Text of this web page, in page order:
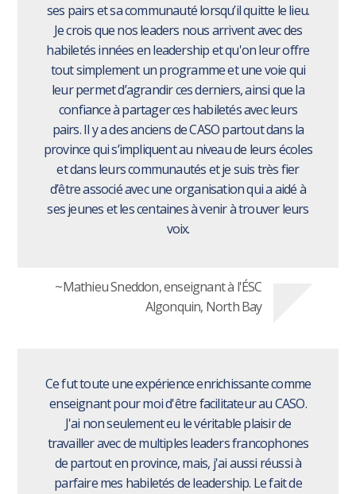
ses pairs et sa communauté lorsqu’il quitte le lieu.
Je crois que nos leaders nous arrivent avec des
habiletés innées en leadership et qu'on leur offre
tout simplement un programme et une voie qui
leur permet d’agrandir ces derniers, ainsi que la
confiance à partager ces habiletés avec leurs
pairs. Il y a des anciens de CASO partout dans la
province qui s’impliquent au niveau de leurs écoles
et dans leurs communautés et je suis très fier
d’être associé avec une organisation qui a aidé à
ses jeunes et les centaines à venir à trouver leurs
voix.
~Mathieu Sneddon, enseignant à l'ÉSC
Algonquin, North Bay
Ce fut toute une expérience enrichissante comme
enseignant pour moi d'être facilitateur au CASO.
J'ai non seulement eu le véritable plaisir de
travailler avec de multiples leaders francophones
de partout en province, mais, j'ai aussi réussi à
parfaire mes habiletés de leadership. Le fait de